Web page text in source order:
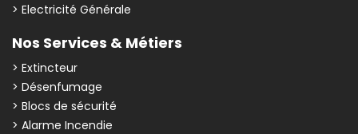
> Electricité Générale
Nos Services & Métiers
> Extincteur
> Désenfumage
> Blocs de sécurité
> Alarme Incendie